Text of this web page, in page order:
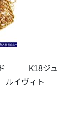
ド K18ジュ
イヴィト